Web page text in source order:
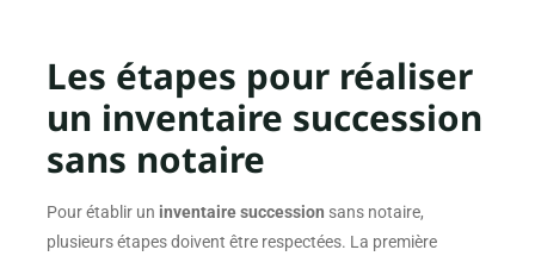
Les étapes pour réaliser
un inventaire succession
sans notaire
Pour établir un inventaire succession sans notaire,
plusieurs étapes doivent être respectées. La première